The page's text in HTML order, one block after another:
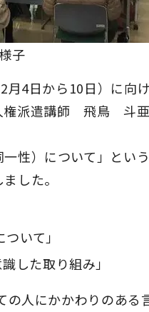
子
4日から10日）に向
権派遣講師 飛鳥 斗
性）について」とい
した。
いて」
した取り組み」
の人にかかわりのあ